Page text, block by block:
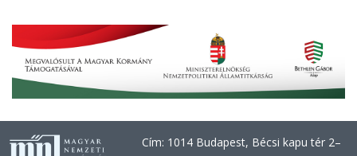
Cím: 1014 Budapest, Bécsi kapu tér 2–